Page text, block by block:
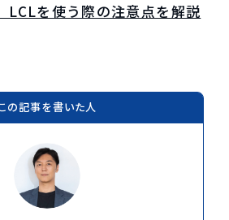
LCLを使う際の注意点を解説
の記事を書いた人